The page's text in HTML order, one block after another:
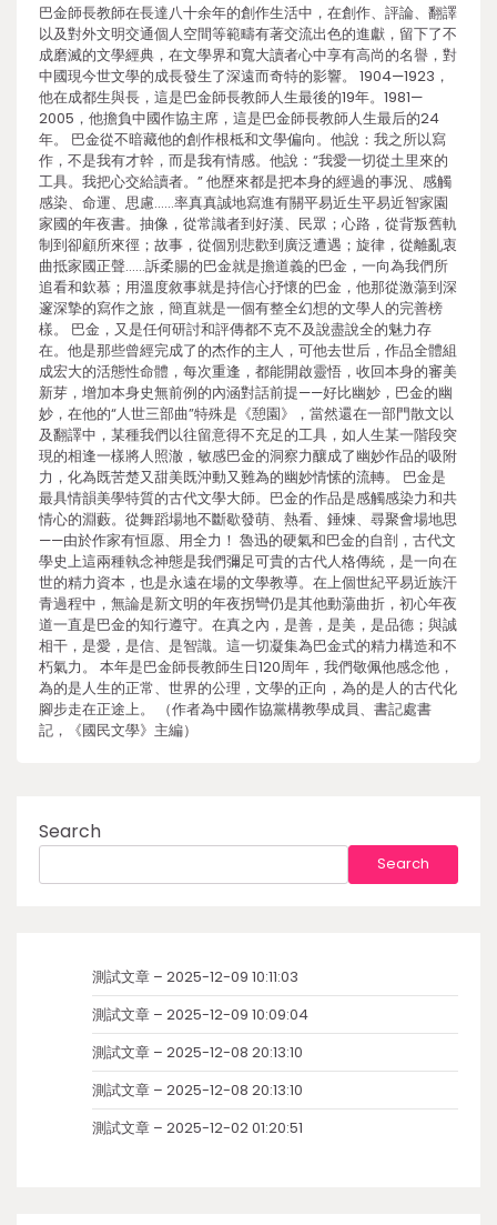
巴金師長教師在長達八十余年的創作生活中，在創作、評論、翻譯
以及對外文明交通個人空間等範疇有著交流出色的進獻，留下了不
成磨滅的文學經典，在文學界和寬大讀者心中享有高尚的名譽，對
中國現今世文學的成長發生了深遠而奇特的影響。 1904—1923，
他在成都生與長，這是巴金師長教師人生最後的19年。1981—
2005，他擔負中國作協主席，這是巴金師長教師人生最后的24
年。 巴金從不暗藏他的創作根柢和文學偏向。他說：我之所以寫
作，不是我有才幹，而是我有情感。他說：“我愛一切從土里來的
工具。我把心交給讀者。” 他歷來都是把本身的經過的事況、感觸
感染、命運、思慮……率真真誠地寫進有關平易近生平易近智家園
家國的年夜書。抽像，從常識者到好漢、民眾；心路，從背叛舊軌
制到卻顧所來徑；故事，從個別悲歡到廣泛遭遇；旋律，從離亂衷
曲抵家國正聲……訴柔腸的巴金就是擔道義的巴金，一向為我們所
追看和欽慕；用溫度敘事就是持信心抒懷的巴金，他那從激蕩到深
邃深摯的寫作之旅，簡直就是一個有整全幻想的文學人的完善榜
樣。 巴金，又是任何研討和評傳都不克不及說盡說全的魅力存
在。他是那些曾經完成了的杰作的主人，可他去世后，作品全體組
成宏大的活態性命體，每次重逢，都能開啟靈悟，收回本身的審美
新芽，增加本身史無前例的內涵對話前提——好比幽妙，巴金的幽
妙，在他的“人世三部曲”特殊是《憩園》，當然還在一部門散文以
及翻譯中，某種我們以往留意得不充足的工具，如人生某一階段突
現的相逢一樣將人照澈，敏感巴金的洞察力釀成了幽妙作品的吸附
力，化為既苦楚又甜美既沖動又難為的幽妙情愫的流轉。 巴金是
最具情韻美學特質的古代文學大師。巴金的作品是感觸感染力和共
情心的淵藪。從舞蹈場地不斷歇發萌、熱看、錘煉、尋聚會場地思
——由於作家有恒愿、用全力！ 魯迅的硬氣和巴金的自剖，古代文
學史上這兩種執念神態是我們彌足可貴的古代人格傳統，是一向在
世的精力資本，也是永遠在場的文學教導。在上個世紀平易近族汗
青過程中，無論是新文明的年夜拐彎仍是其他動蕩曲折，初心年夜
道一直是巴金的知行遵守。在真之內，是善，是美，是品德；與誠
相干，是愛，是信、是智識。這一切凝集為巴金式的精力構造和不
朽氣力。 本年是巴金師長教師生日120周年，我們敬佩他感念他，
為的是人生的正常、世界的公理，文學的正向，為的是人的古代化
腳步走在正途上。 （作者為中國作協黨構教學成員、書記處書
記，《國民文學》主編）
Search
Search
測試文章 – 2025-12-09 10:11:03
測試文章 – 2025-12-09 10:09:04
測試文章 – 2025-12-08 20:13:10
測試文章 – 2025-12-08 20:13:10
測試文章 – 2025-12-02 01:20:51